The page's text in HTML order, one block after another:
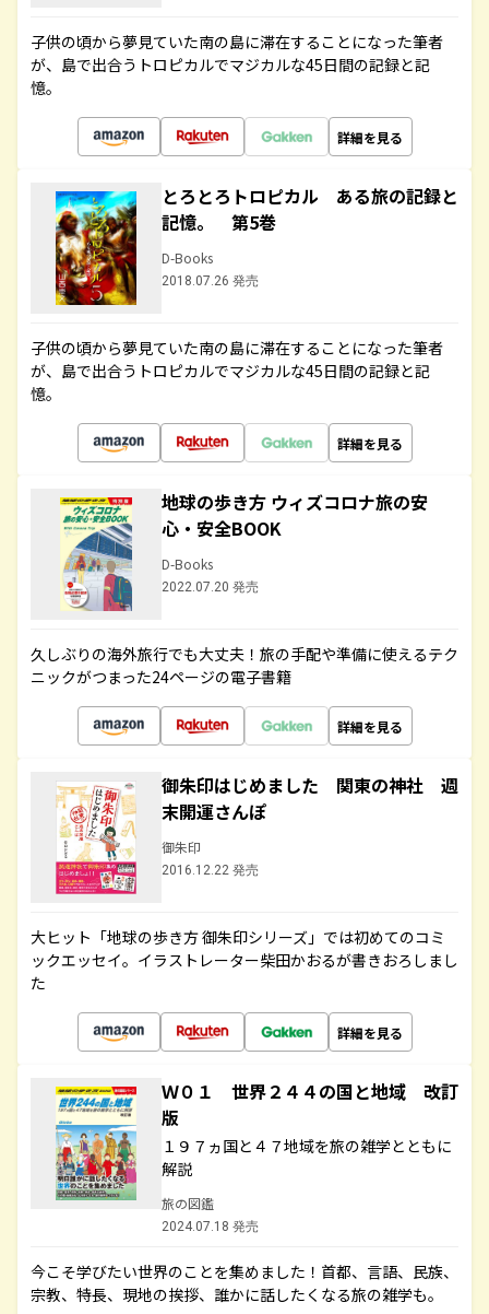
子供の頃から夢見ていた南の島に滞在することになった筆者
が、島で出合うトロピカルでマジカルな45日間の記録と記
憶。
詳細を見る
とろとろトロピカル ある旅の記録と
記憶。 第5巻
D-Books
2018.07.26 発売
子供の頃から夢見ていた南の島に滞在することになった筆者
が、島で出合うトロピカルでマジカルな45日間の記録と記
憶。
詳細を見る
地球の歩き方 ウィズコロナ旅の安
心・安全BOOK
D-Books
2022.07.20 発売
久しぶりの海外旅行でも大丈夫！旅の手配や準備に使えるテク
ニックがつまった24ページの電子書籍
詳細を見る
御朱印はじめました 関東の神社 週
末開運さんぽ
御朱印
2016.12.22 発売
大ヒット「地球の歩き方 御朱印シリーズ」では初めてのコミ
ックエッセイ。イラストレーター柴田かおるが書きおろしまし
た
詳細を見る
Ｗ０１ 世界２４４の国と地域 改訂
版
１９７ヵ国と４７地域を旅の雑学とともに
解説
旅の図鑑
2024.07.18 発売
今こそ学びたい世界のことを集めました！首都、言語、民族、
宗教、特長、現地の挨拶、誰かに話したくなる旅の雑学も。